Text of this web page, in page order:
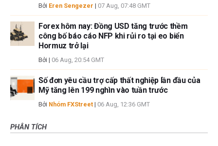
Bởi Eren Sengezer | 07 Aug, 07:48 GMT
Forex hôm nay: Đồng USD tăng trước thềm
công bố báo cáo NFP khi rủi ro tại eo biển
Hormuz trở lại
Bởi | 06 Aug, 20:54 GMT
Số đơn yêu cầu trợ cấp thất nghiệp lần đầu của
Mỹ tăng lên 199 nghìn vào tuần trước
Bởi Nhóm FXStreet | 06 Aug, 12:36 GMT
PHÂN TÍCH